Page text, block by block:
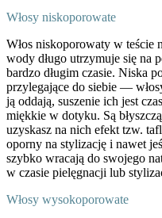
Włosy niskoporowate
Włos niskoporowaty w teście
wody długo utrzymuje się na
bardzo długim czasie. Niska
przylegające do siebie —
ją oddają, suszenie ich jest
miękkie w dotyku. Są
uzyskasz na nich efekt tzw.
oporny na stylizację i nawet
szybko wracają do swojego
w czasie pielęgnacji lub
Włosy wysokoporowate